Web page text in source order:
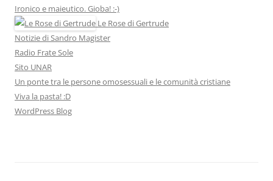
Ironico e maieutico. Gioba! :-)
Le Rose di Gertrude
Notizie di Sandro Magister
Radio Frate Sole
Sito UNAR
Un ponte tra le persone omosessuali e le comunità cristiane
Viva la pasta! :D
WordPress Blog